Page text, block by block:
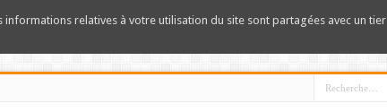
relatives à votre utilisation du site sont partagées avec un tier